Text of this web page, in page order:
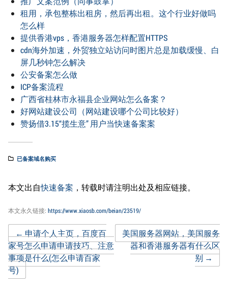
租用，承包整栋出租房，然后再出租。这个行业好做吗
怎么样
提供香港vps，香港服务器怎样配置HTTPS
cdn海外加速，外贸独立站访问时图片总是加载缓慢、白
屏几秒钟怎么解决
公安备案怎么做
ICP备案流程
广西省桂林市永福县企业网站怎么备案？
好网站建设公司（网站建设哪个公司比较好）
赞扬借3.15“揽生意” 用户当快速备案案
已备案域名购买
本文出自快速备案 ，转载时请注明出处及相应链接。
本文永久链接: https://www.xiaosb.com/beian/23519/
Post
navigation
← 申请个人主页，百度百
家号怎么申请申请技巧、注意
事项是什么(怎么申请百家
号)
美国服务器网站，美国服务
器和香港服务器有什么区
别→